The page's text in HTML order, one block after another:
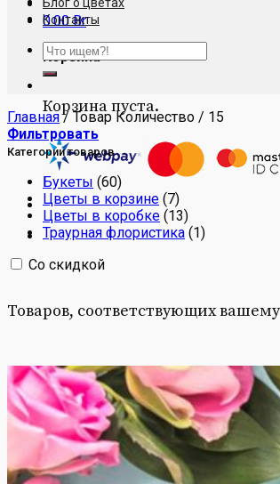
0.00Br
Корзина
Корзина пуста.
Контакты
Искать:
Главная / Товар Количество / 15
Фильтровать
Категории товаров
Букеты (60)
Цветы в корзине (7)
Цветы в коробке (13)
Траурная флористика (1)
Со скидкой
Товаров, соответствующих